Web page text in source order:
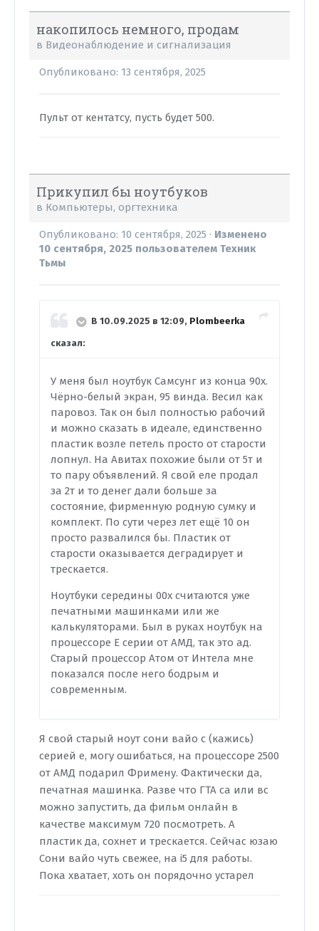
накопилось немного, продам
в Видеонаблюдение и сигнализация
Опубликовано: 13 сентября, 2025
Пульт от кентатсу, пусть будет 500.
Прикупил бы ноутбуков
в Компьютеры, оргтехника
Опубликовано: 10 сентября, 2025 · Изменено
10 сентября, 2025 пользователем Техник
Тьмы
В 10.09.2025 в 12:09, Plombeerka
сказал:
У меня был ноутбук Самсунг из конца 90х.
Чёрно-белый экран, 95 винда. Весил как
паровоз. Так он был полностью рабочий
и можно сказать в идеале, единственно
пластик возле петель просто от старости
лопнул. На Авитах похожие были от 5т и
то пару объявлений. Я свой еле продал
за 2т и то денег дали больше за
состояние, фирменную родную сумку и
комплект. По сути через лет ещё 10 он
просто развалился бы. Пластик от
старости оказывается деградирует и
трескается.
Ноутбуки середины 00х считаются уже
печатными машинками или же
калькуляторами. Был в руках ноутбук на
процессоре Е серии от АМД, так это ад.
Старый процессор Атом от Интела мне
показался после него бодрым и
современным.
Я свой старый ноут сони вайо с (кажись)
серией е, могу ошибаться, на процессоре 2500
от АМД подарил Фримену. Фактически да,
печатная машинка. Разве что ГТА са или вс
можно запустить, да фильм онлайн в
качестве максимум 720 посмотреть. А
пластик да, сохнет и трескается. Сейчас юзаю
Сони вайо чуть свежее, на i5 для работы.
Пока хватает, хоть он порядочно устарел